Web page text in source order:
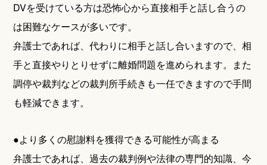
DVを受けている方は恐怖心から直接相手と話し合うの
は困難なケースが多いです。
弁護士であれば、代わりに相手と話し合いますので、相
手と直接やりとりせずに離婚問題を進められます。また
調停や裁判などの裁判所手続きも一任できますので手間
も軽減できます。
●より多くの慰謝料を獲得できる可能性が高まる
弁護士であれば、過去の裁判例や法律の専門的知識、今